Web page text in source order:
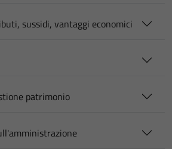
sussidi, vantaggi economici
patrimonio